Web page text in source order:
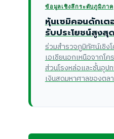
ข้อมูลเชิงลึกระดับภูมิภาค
หุ้นเซมิคอนดักเต
รับประโยชน์สูงสุ
ร่วมสำรวจภูมิทัศน์เชิง
เอเชียนอกเหนือจากโ
ส่วนโรงหล่อและชั้นอุป
เงินสดมหาศาลของตล